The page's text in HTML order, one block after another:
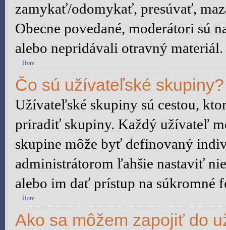
zamykať/odomykať, presúvať,
Obecne povedané, moderátori sú
alebo nepridávali otravný materiál.
Hore
Čo sú užívateľské skupiny?
Užívateľské skupiny sú cestou,
priradiť skupiny. Každý užívateľ
skupine môže byť definovaný
administrátorom ľahšie nastaviť
alebo im dať prístup na súkromné
Hore
Ako sa môžem zapojiť do